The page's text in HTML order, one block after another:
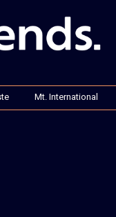
Mt. International